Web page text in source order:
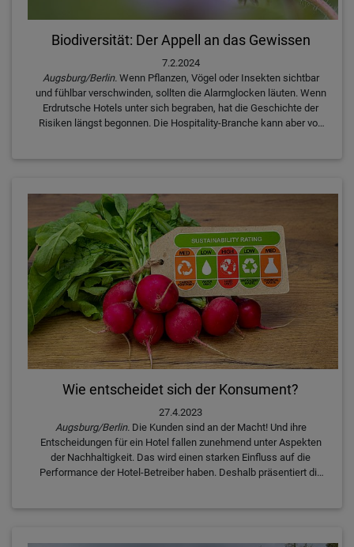
Biodiversität: Der Appell an das Gewissen
7.2.2024
Augsburg/Berlin.Wenn Pflanzen, Vögel oder Insekten sichtbar
und fühlbar verschwinden, sollten die Alarmglocken läuten. Wenn
Erdrutsche Hotels unter sich begraben, hat die Geschichte der
Risiken längst begonnen. Die Hospitality-Branche kann aber von
Wie entscheidet sich der Konsument?
27.4.2023
Augsburg/Berlin. Die Kunden sind an der Macht! Und ihre
Entscheidungen für ein Hotel fallen zunehmend unter Aspekten
der Nachhaltigkeit. Das wird einen starken Einfluss auf die
Performance der Hotel-Betreiber haben. Deshalb präsentiert die